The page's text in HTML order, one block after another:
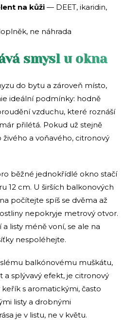
na kůži — DEET, ikaridin,
ne náhrada
smysl u okna
do bytu a zároveň místo,
ideální podmínky: hodně
vzduchu, které roznáší
přilétá. Pokud už stejně
a voňavého, citronový
běžné jednokřídlé okno stačí
12 cm. U širších balkonových
počítejte spíš se dvěma až
nepokryje metrový otvor.
listy méně voní, se ale na
nespoléhejte.
balkónovému muškátu,
a splývavý efekt, je citronový
s aromatickými, často
listy a drobnými
je v listu, ne v květu.